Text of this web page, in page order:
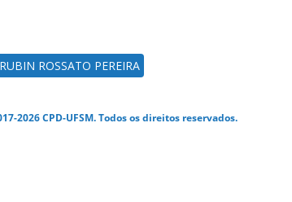
ROSSATO PEREIRA
2026 CPD-UFSM. Todos os direitos reservados.